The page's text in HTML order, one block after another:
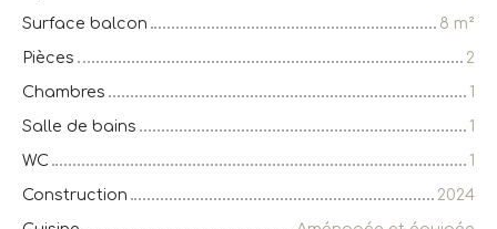
Surface balcon
8 m²
Pièces
2
Chambres
1
Salle de bains
1
WC
1
Construction
2024